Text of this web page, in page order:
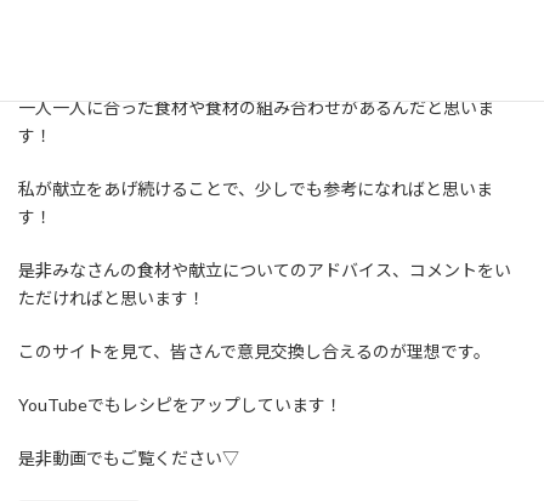
一人一人に合った食材や食材の組み合わせがあるんだと思いま
す！
私が献立をあげ続けることで、少しでも参考になればと思いま
す！
是非みなさんの食材や献立についてのアドバイス、コメントをい
ただければと思います！
このサイトを見て、皆さんで意見交換し合えるのが理想です。
YouTubeでもレシピをアップしています！
是非動画でもご覧ください▽